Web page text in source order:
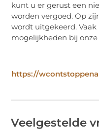
kunt u er gerust een
worden vergoed. Op
wordt uitgekeerd.
mogelijkheden bij onze
https://
Veelgestelde